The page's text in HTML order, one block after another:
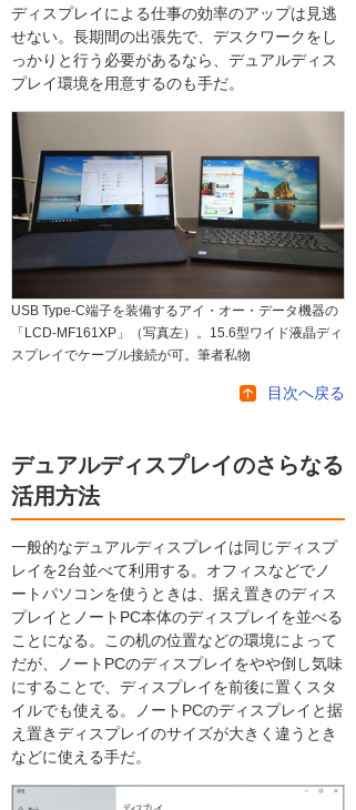
ディスプレイによる仕事の効率のアップは見逃
せない。長期間の出張先で、デスクワークをし
っかりと行う必要があるなら、デュアルディス
プレイ環境を用意するのも手だ。
USB Type-C端子を装備するアイ・オー・データ機器の
「LCD-MF161XP」（写真左）。15.6型ワイド液晶ディ
スプレイでケーブル接続が可。筆者私物
目次へ戻る
デュアルディスプレイのさらなる
活用方法
一般的なデュアルディスプレイは同じディスプ
レイを2台並べて利用する。オフィスなどでノ
ートパソコンを使うときは、据え置きのディス
プレイとノートPC本体のディスプレイを並べる
ことになる。この机の位置などの環境によって
だが、ノートPCのディスプレイをやや倒し気味
にすることで、ディスプレイを前後に置くスタ
イルでも使える。ノートPCのディスプレイと据
え置きディスプレイのサイズが大きく違うとき
などに使える手だ。